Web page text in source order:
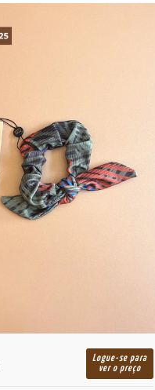
Logue-se para
ver o preço